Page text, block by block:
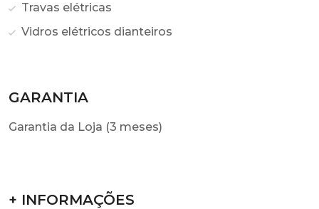
Travas elétricas
Vidros elétricos dianteiros
GARANTIA
Garantia da Loja (3 meses)
+ INFORMAÇÕES